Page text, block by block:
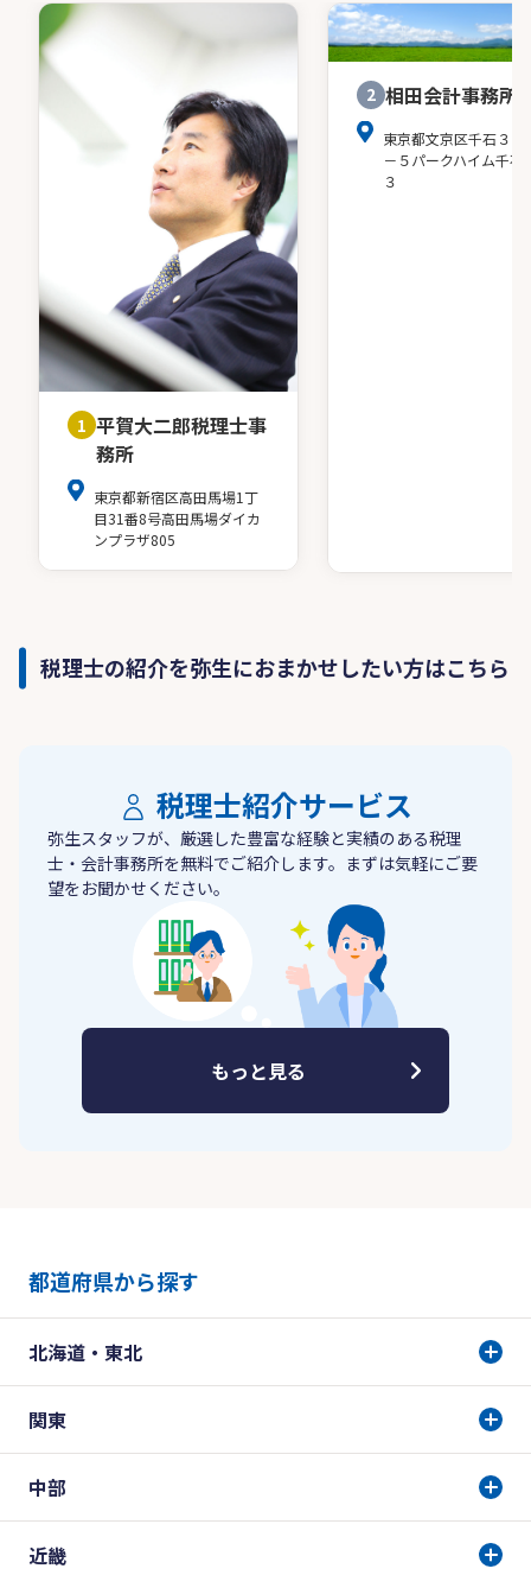
1 平賀大二郎税理士事
務所
東京都新宿区高田馬場1丁
目31番8号高田馬場ダイカ
ンプラザ805
2 相田会計事務所
東京都文京区千石３－
－５パークハイム千石
３
税理士の紹介を弥生におまかせしたい方はこちら
税理士紹介サービス
弥生スタッフが、厳選した豊富な経験と実績のある税理
士・会計事務所を無料でご紹介します。まずは気軽にご要
望をお聞かせください。
もっと見る
都道府県から探す
北海道・東北
関東
中部
近畿